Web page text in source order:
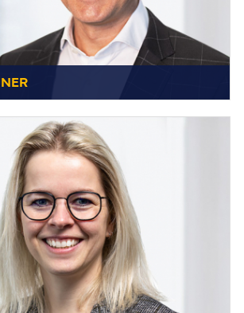
+49 7231 44434-0
Send E-Mail